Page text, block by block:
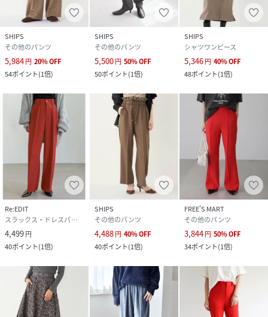
SHIPS
その他のパンツ
5,984円 20%OFF
54ポイント(1倍)
SHIPS
その他のパンツ
5,500円 50%OFF
50ポイント(1倍)
SHIPS
シャツワンピース
5,346円 40%OFF
48ポイント(1倍)
Re:EDIT
スラックス・ドレスパンツ
4,499円
40ポイント(1倍)
SHIPS
その他のパンツ
4,488円 40%OFF
40ポイント(1倍)
FREE'S MART
その他のパンツ
3,844円 50%OFF
34ポイント(1倍)